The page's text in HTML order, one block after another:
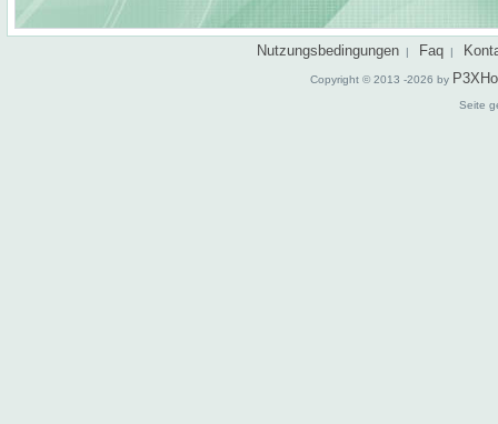
Nutzungsbedingungen | Faq |
Copyright © 2013 -2026 by
Seite